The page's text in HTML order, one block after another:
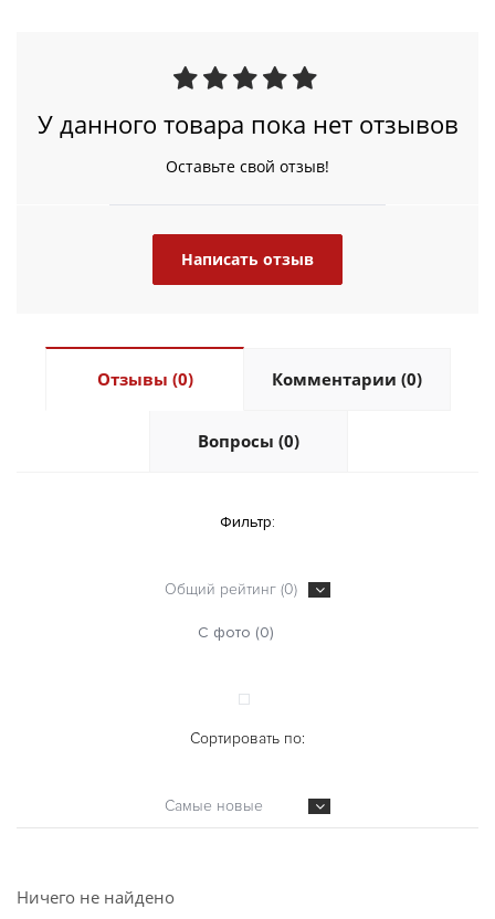
У данного товара пока нет отзывов
Оставьте свой отзыв!
Написать отзыв
Отзывы (0) Комментарии (0)
Вопросы (0)
Фильтр:
Общий рейтинг (0)
С фото (0)
Сортировать по:
Самые новые
Ничего не найдено